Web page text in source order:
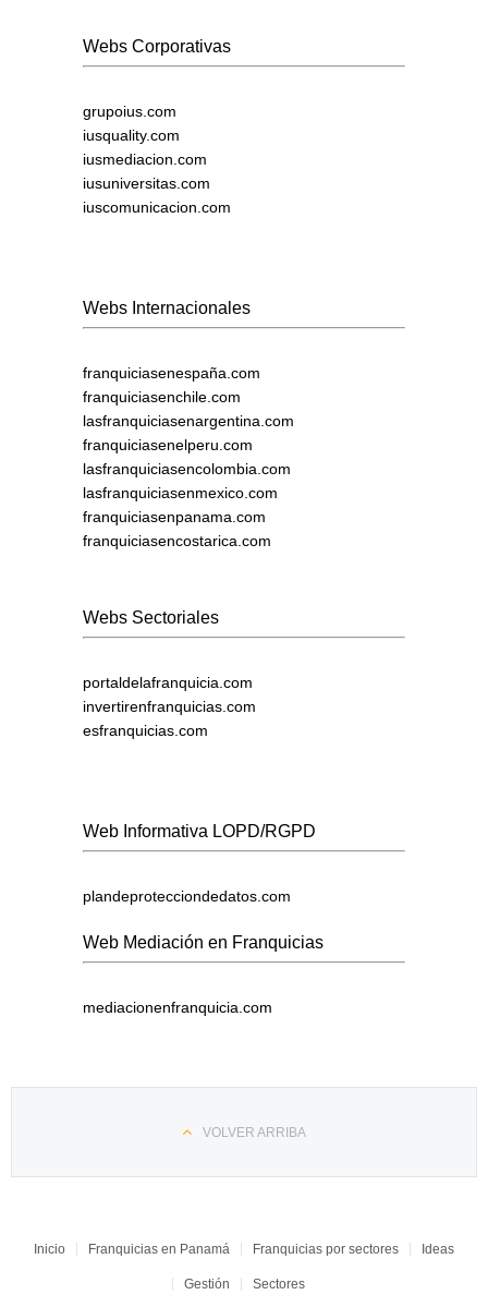
Webs Corporativas
grupoius.com
iusquality.com
iusmediacion.com
iusuniversitas.com
iuscomunicacion.com
Webs Internacionales
franquiciasenespaña.com
franquiciasenchile.com
lasfranquiciasenargentina.com
franquiciasenelperu.com
lasfranquiciasencolombia.com
lasfranquiciasenmexico.com
franquiciasenpanama.com
franquiciasencostarica.com
Webs Sectoriales
portaldelafranquicia.com
invertirenfranquicias.com
esfranquicias.com
Web Informativa LOPD/RGPD
plandeprotecciondedatos.com
Web Mediación en Franquicias
mediacionenfranquicia.com
VOLVER ARRIBA
Inicio Franquicias en Panamá Franquicias por sectores Ideas
Gestión Sectores